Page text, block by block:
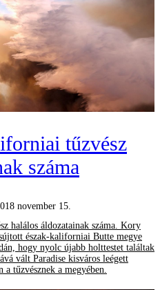
tűzvész
száma
november 15.
halálos áldozatainak száma. Kory
észak-kaliforniai Butte megye
hogy nyolc újabb holttestet találtak
vált Paradise kisváros leégett
tűzvésznek a megyében.